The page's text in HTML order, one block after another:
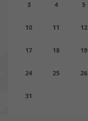
3 4 5
10 11 12
17 18 19
24 25 26
31